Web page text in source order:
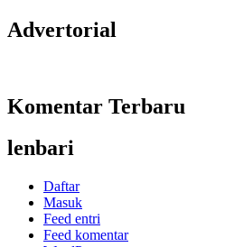
Advertorial
Komentar Terbaru
lenbari
Daftar
Masuk
Feed entri
Feed komentar